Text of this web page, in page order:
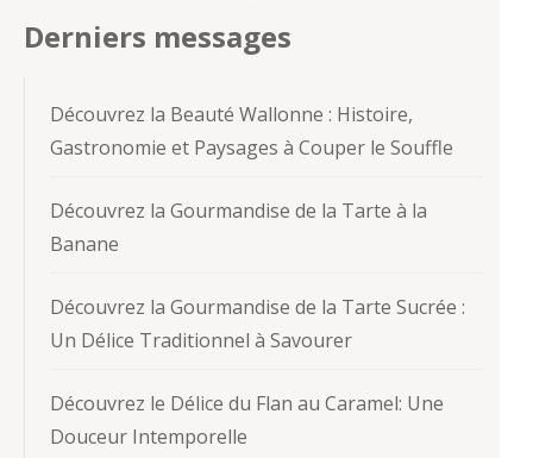
Derniers messages
Découvrez la Beauté Wallonne : Histoire,
Gastronomie et Paysages à Couper le Souffle
Découvrez la Gourmandise de la Tarte à la
Banane
Découvrez la Gourmandise de la Tarte Sucrée :
Un Délice Traditionnel à Savourer
Découvrez le Délice du Flan au Caramel: Une
Douceur Intemporelle